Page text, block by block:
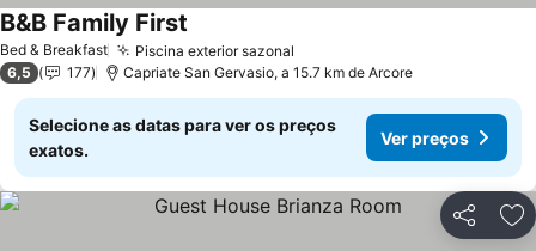
Bed & Breakfast Piscina exterior sazonal
B&B Family First
6,5 177 Capriate San Gervasio, a 15.7 km de Arcore
Selecione as datas para ver os preços
exatos.
Ver preços
Partilhar